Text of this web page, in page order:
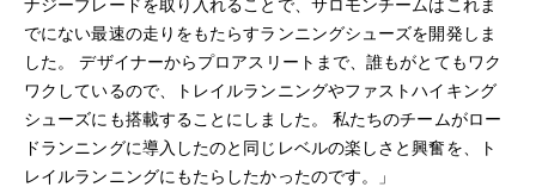
でにない最速の走りをもたらすランニングシューズを開発しま
した。 デザイナーからプロアスリートまで、誰もがとてもワク
ワクしているので、トレイルランニングやファストハイキング
シューズにも搭載することにしました。 私たちのチームがロー
ドランニングに導入したのと同じレベルの楽しさと興奮を、ト
レイルランニングにもたらしたかったのです。」